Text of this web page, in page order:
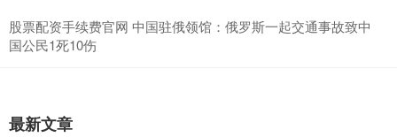
股票配资手续费官网 中国驻俄领馆：俄罗斯一起交通事故致中
国公民1死10伤
最新文章